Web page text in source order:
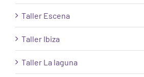
Taller Escena
Taller Ibiza
Taller La laguna